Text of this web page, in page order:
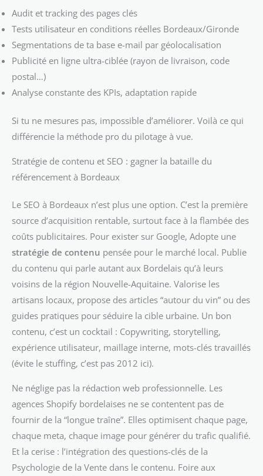
Audit et tracking des pages clés
Tests utilisateur en conditions réelles Bordeaux/Gironde
Segmentations de ta base e-mail par géolocalisation
Publicité en ligne ultra-ciblée (rayon de livraison, code
postal…)
Analyse constante des KPIs, adaptation rapide
Si tu ne mesures pas, impossible d’améliorer. Voilà ce qui
différencie la méthode pro du pilotage à vue.
Stratégie de contenu et SEO : gagner la bataille du
référencement à Bordeaux
Le SEO à Bordeaux n’est plus une option. C’est la première
source d’acquisition rentable, surtout face à la flambée des
coûts publicitaires. Pour exister sur Google, Adopte une
stratégie de contenu pensée pour le marché local. Publie
du contenu qui parle autant aux Bordelais qu’à leurs
voisins de la région Nouvelle-Aquitaine. Valorise les
artisans locaux, propose des articles “autour du vin” ou des
guides pratiques pour séduire la cible urbaine. Un bon
contenu, c’est un cocktail : Copywriting, storytelling,
expérience utilisateur, maillage interne, mots-clés travaillés
(évite le stuffing, c’est pas 2012 ici).
Ne néglige pas la rédaction web professionnelle. Les
agences Shopify bordelaises ne se contentent pas de
fournir de la “longue traîne”. Elles optimisent chaque page,
chaque meta, chaque image pour générer du trafic qualifié.
Et la cerise : l’intégration des questions-clés de la
Psychologie de la Vente dans le contenu. Foire aux